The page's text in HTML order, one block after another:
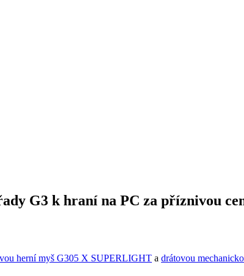
G3 k hraní na PC za příznivou
herní myš G305 X SUPERLIGHT a drátovou